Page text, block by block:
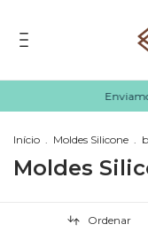
Enviamos para
Início . Moldes Silicone .
Moldes
Ordenar